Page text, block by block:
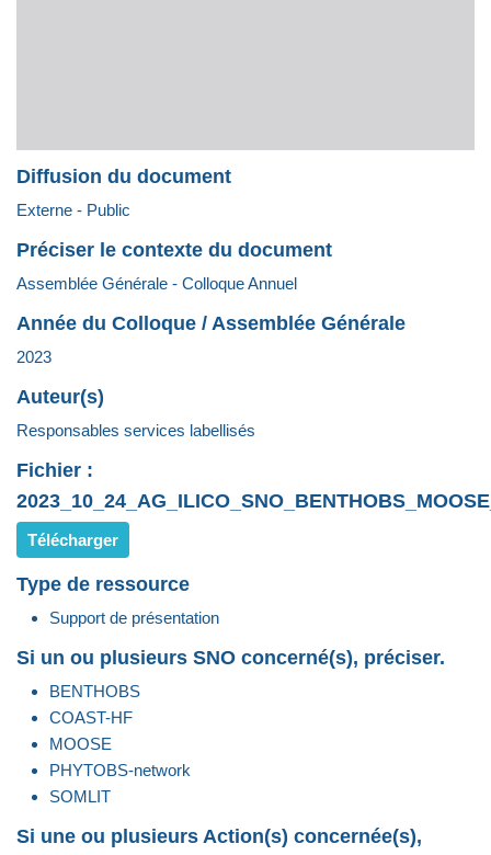
Diffusion du document
Externe - Public
Préciser le contexte du document
Assemblée Générale - Colloque Annuel
Année du Colloque / Assemblée Générale
2023
Auteur(s)
Responsables services labellisés
Fichier :
Télécharger
Type de ressource
Support de présentation
Si un ou plusieurs SNO concerné(s), préciser.
BENTHOBS
COAST-HF
MOOSE
PHYTOBS-network
SOMLIT
Si une ou plusieurs Action(s) concernée(s),